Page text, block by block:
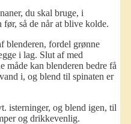
du skal bruge, i
før, så de når at blive kolde.
blenderen, fordel grønne
i lag. Slut af med
måde kan blenderen bedre få
i, og blend til spinaten er
isterninger, og blend igen, til
og drikkevenlig.